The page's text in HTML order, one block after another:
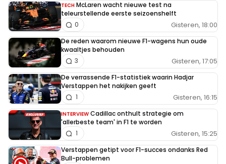
TECH McLaren wacht nieuwe test na
teleurstellende eerste seizoenshelft
Gisteren, 18:00
0
De reden waarom nieuwe F1-wagens hun oude
kwaaltjes behouden
Gisteren, 17:05
3
De verrassende F1-statistiek waarin Hadjar
Verstappen het nakijken geeft
Gisteren, 16:15
1
INTERVIEW Cadillac onthult strategie om
'allerbeste team' in F1 te worden
Gisteren, 15:25
1
Verstappen getipt voor F1-succes ondanks Red
Bull-problemen